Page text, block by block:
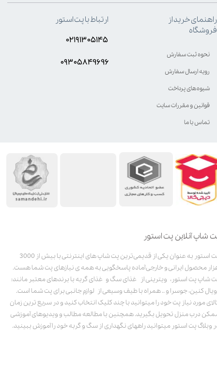
شاپ آنلاین پت استور
پت استور به عنوان یکی از قدیمی‌ترین پت شاپ های اینترنتی با بیش از 3000
محصول ایرانی و خارجی آماده پاسخگویی به همه ی نیازهای پت شما هست.
شاپ پت استور، ویترینی از غذای سگ و غذای گربه با برندهای معتبر مانند:
کنین، جوسرا و .. همراه با طیف وسیعی از لوازم جانبی برای پت شما است.
مورد نیاز پت خود را میتوانید با چند کلیک انتخاب کنید و در سریع ترین زمان
درب منزل تحویل بگیرید. همچنین با مطالعه مطالب و ویدیوهای آموزشی
وبلاگ پت استور میتوانید راههای نگهداری از سگ و گربه خود را آموزش ببینید.
راهنمای خرید از
فروشگاه
نحوه ثبت سفارش
رویه ارسال سفارش
شیوه‌های پرداخت
قوانین و مقررات سایت
تماس با ما
ارتباط با پت استور
۰۲۱۹۱۳۰۵۱۴۵
۰۹۳۰۵8۴9696